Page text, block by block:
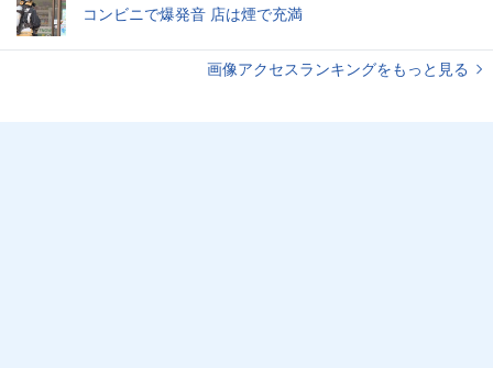
コンビニで爆発音 店は煙で充満
画像アクセスランキングをもっと見る